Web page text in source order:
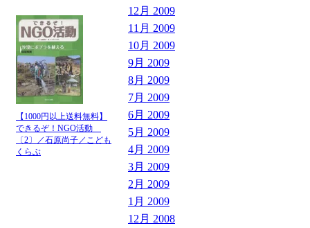
【1000円以上送料無料】
できるぞ！NGO活動
〔2〕／石原尚子／こども
くらぶ
12月 2009
11月 2009
10月 2009
9月 2009
8月 2009
7月 2009
6月 2009
5月 2009
4月 2009
3月 2009
2月 2009
1月 2009
12月 2008